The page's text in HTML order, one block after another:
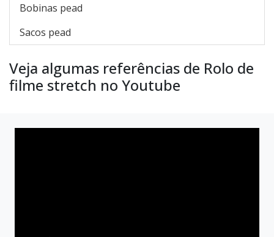
Bobinas pead
Sacos pead
Veja algumas referências de Rolo de
filme stretch no Youtube